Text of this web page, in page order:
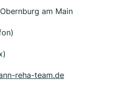
am Main
reha-team.de